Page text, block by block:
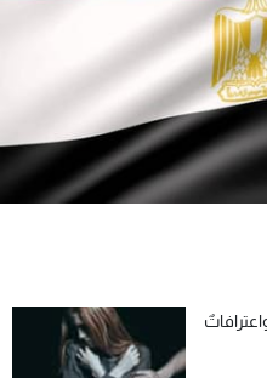
الإسـتخدام
الخصوصية